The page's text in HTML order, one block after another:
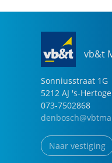
vb&t
Sonniusstraat 1G
5212 AJ 's-
073-7502868
Naar vestiging